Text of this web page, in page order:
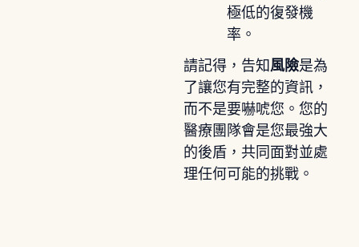
極低的復發機
率。
請記得，告知 風險是為
了讓您有完整的資訊，
而不是要嚇唬您。您的
醫療團隊會是您最強大
的後盾，共同面對並處
理任何可能的挑戰。